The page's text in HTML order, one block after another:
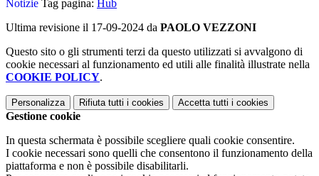
Notizie Tag pagina: Hub
Ultima revisione il 17-09-2024 da PAOLO VEZZONI
Questo sito o gli strumenti terzi da questo utilizzati si avvalgono di
cookie necessari al funzionamento ed utili alle finalità illustrate nella
COOKIE POLICY.
Personalizza Rifiuta tutti i cookies Accetta tutti i cookies
Gestione cookie
In questa schermata è possibile scegliere quali cookie consentire.
I cookie necessari sono quelli che consentono il funzionamento della
piattaforma e non è possibile disabilitarli.